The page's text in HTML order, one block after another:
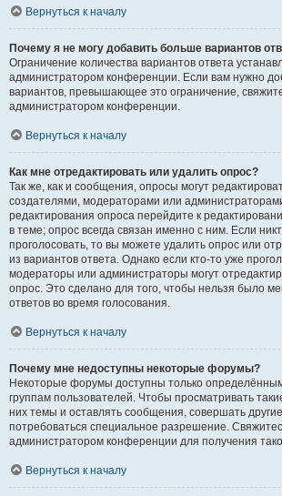
Вернуться к началу
Почему я не могу добавить больше вариантов
Ограничение количества вариантов ответа
администратором конференции. Если вам нужно
вариантов, превышающее это ограничение,
администратором конференции.
Вернуться к началу
Как мне отредактировать или удалить опрос?
Так же, как и сообщения, опросы могут
создателями, модераторами или
редактирования опроса перейдите к
в теме; опрос всегда связан именно с ним. Если
проголосовать, то вы можете удалить опрос или
из вариантов ответа. Однако если кто-то уже
модераторы или администраторы могут
опрос. Это сделано для того, чтобы нельзя было
ответов во время голосования.
Вернуться к началу
Почему мне недоступны некоторые форумы?
Некоторые форумы доступны только
группам пользователей. Чтобы просматривать
них темы и оставлять сообщения, совершать
потребоваться специальное разрешение.
администратором конференции для получения
Вернуться к началу